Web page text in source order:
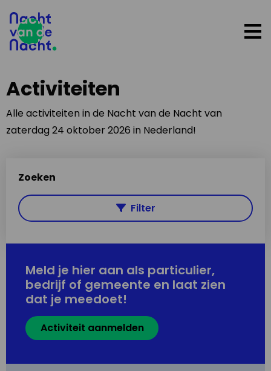
Activiteiten
Alle activiteiten in de Nacht van de Nacht van
zaterdag 24 oktober 2026 in Nederland!
Zoeken
Filter
Meld je hier aan als particulier,
bedrijf of gemeente en laat zien
dat je meedoet!
Activiteit aanmelden